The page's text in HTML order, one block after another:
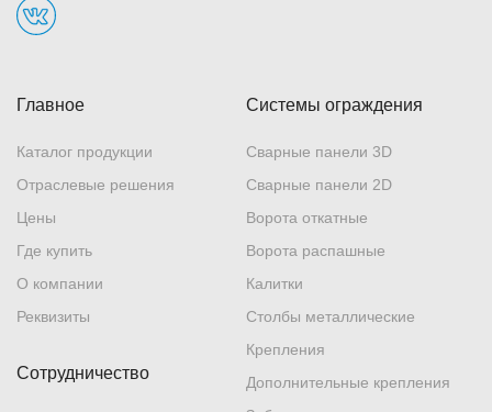
Главное
Каталог продукции
Отраслевые решения
Цены
Где купить
О компании
Реквизиты
Системы ограждения
Сварные панели 3D
Сварные панели 2D
Ворота откатные
Ворота распашные
Калитки
Столбы металлические
Крепления
Дополнительные крепления
Сотрудничество